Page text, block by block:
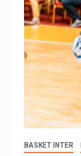
BASKET INTER